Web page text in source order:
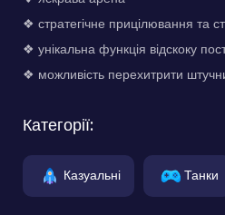
❖ стратегічне прицілювання та
❖ унікальна функція відскоку
❖ можливість перехитрити
Категорії:
Казуальні Танки